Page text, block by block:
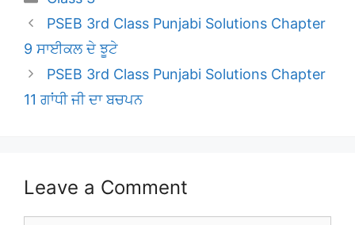
PSEB 3rd Class Punjabi Solutions Chapter
9 ਸਾਈਕਲ ਦੇ ਝੂਟੇ
PSEB 3rd Class Punjabi Solutions Chapter
11 ਗਾਂਧੀ ਜੀ ਦਾ ਬਚਪਨ
Leave a Comment